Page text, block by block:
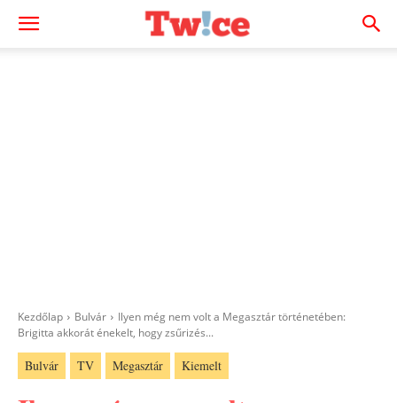
Kezdőlap Bulvár
Ilyen még nem volt a Megasztár történetében:
Brigitta akkorát énekelt, hogy zsűrizés...
Bulvár TV Megasztár Kiemelt